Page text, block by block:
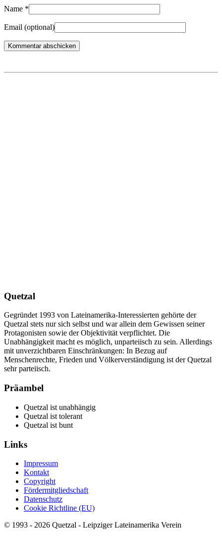
Name *
Email (optional)
Quetzal
Gegründet 1993 von Lateinamerika-Interessierten gehörte der
Quetzal stets nur sich selbst und war allein dem Gewissen seiner
Protagonisten sowie der Objektivität verpflichtet. Die
Unabhängigkeit macht es möglich, unparteiisch zu sein. Allerdings
mit unverzichtbaren Einschränkungen: In Bezug auf
Menschenrechte, Frieden und Völkerverständigung ist der Quetzal
sehr parteiisch.
Präambel
Quetzal ist unabhängig
Quetzal ist tolerant
Quetzal ist bunt
Links
Impressum
Kontakt
Copyright
Fördermitgliedschaft
Datenschutz
Cookie Richtline (EU)
© 1993 - 2026 Quetzal - Leipziger Lateinamerika Verein